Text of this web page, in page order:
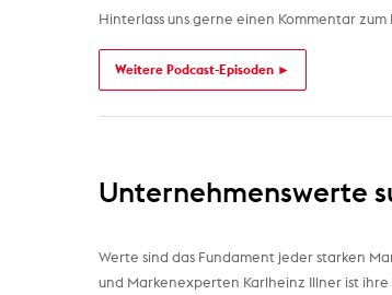
Hinterlass uns gerne einen Kommentar zum
Weitere Podcast-Episoden ►
Unternehmenswerte
Werte sind das Fundament jeder starken
und Markenexperten Karlheinz Illner ist ihre